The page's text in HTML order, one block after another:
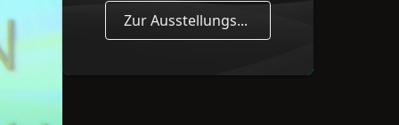
Zur Ausstellungshalle